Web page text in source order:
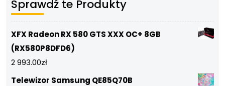
Sprawdź te Produkty
XFX Radeon RX 580 GTS XXX OC+ 8GB
(RX580P8DFD6)
2 993.00zł
Telewizor Samsung QE85Q70B